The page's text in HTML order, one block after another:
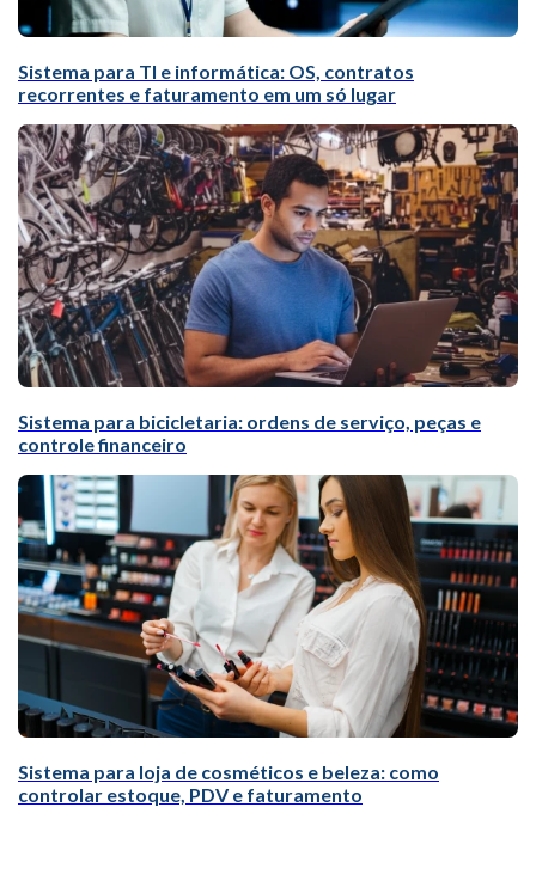
Sistema para TI e informática: OS, contratos
recorrentes e faturamento em um só lugar
Sistema para bicicletaria: ordens de serviço, peças e
controle financeiro
Sistema para loja de cosméticos e beleza: como
controlar estoque, PDV e faturamento